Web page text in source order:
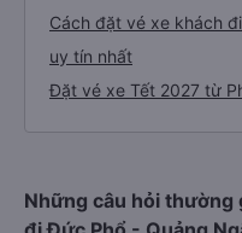
Cách đặt vé xe khách
uy tín nhất
Đặt vé xe Tết 2027 từ
Những câu hỏi thường